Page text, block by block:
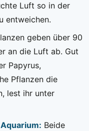
Luft so in der
entweichen.
geben über 90
an die Luft ab. Gut
Papyrus,
Pflanzen die
lest ihr unter
Beide